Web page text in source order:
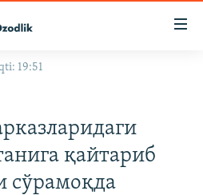
19:51
қайтариб
сўрамоқда